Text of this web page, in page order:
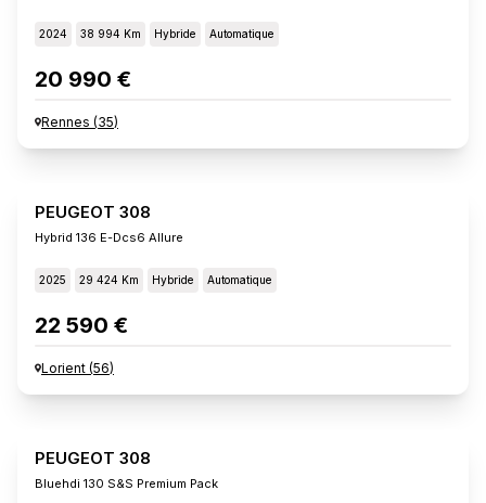
2024 38 994 Km Hybride Automatique
20 990 €
Rennes (35)
PEUGEOT 308
Hybrid 136 E-Dcs6 Allure
2025 29 424 Km Hybride Automatique
22 590 €
Lorient (56)
PEUGEOT 308
Bluehdi 130 S&s Premium Pack